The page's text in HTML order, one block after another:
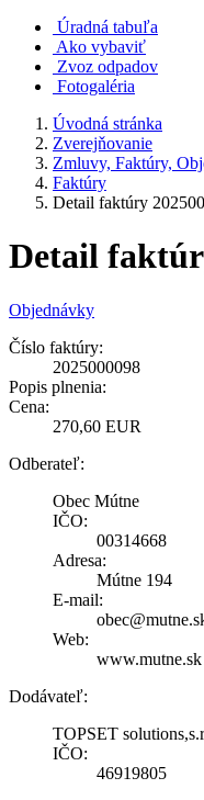
Úradná tabuľa
Ako vybaviť
Zvoz odpadov
Fotogaléria
Úvodná stránka
Zverejňovanie
Zmluvy, Faktúry,
Faktúry
Detail faktúry
Detail
Objednávky
Číslo faktúry:
2025000098
Popis plnenia:
Cena:
270,60 EUR
Odberateľ:
Obec Mútne
IČO:
00314668
Adresa:
Mútne 194
E-mail:
Web:
www.mutne.sk
Dodávateľ:
TOPSET
IČO:
46919805